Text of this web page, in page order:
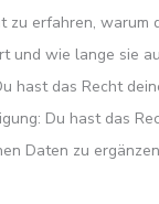
zu erfahren,
und wie lange sie
hast das Recht
Du hast das
Daten zu